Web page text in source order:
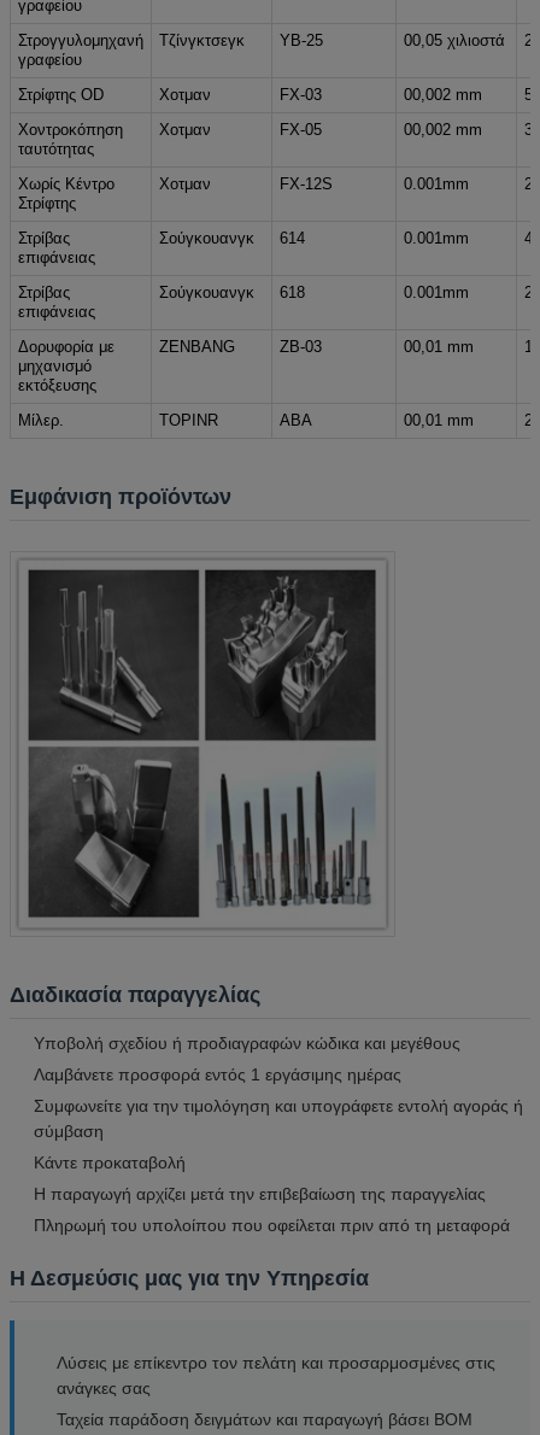
γραφείου
Στρογγυλομηχανή
γραφείου
Τζίνγκτσεγκ YB-25 00,05 χιλιοστά 2
Στρίφτης OD Χοτμαν FX-03 00,002 mm
5
Χοντροκόπηση
ταυτότητας
Χοτμαν FX-05 00,002 mm 3
Χωρίς Κέντρο
Στρίφτης
Χοτμαν FX-12S 0.001mm 2
Στρίβας
επιφάνειας
Σούγκουανγκ 614 0.001mm 4
Στρίβας
επιφάνειας
Σούγκουανγκ 618 0.001mm 2
Δορυφορία με
μηχανισμό
εκτόξευσης
ZENBANG ZB-03 00,01 mm 1
Μίλερ. TOPINR ΑΒΑ 00,01 mm 2
Εμφάνιση προϊόντων
Διαδικασία παραγγελίας
Υποβολή σχεδίου ή προδιαγραφών κώδικα και μεγέθους
Λαμβάνετε προσφορά εντός 1 εργάσιμης ημέρας
Συμφωνείτε για την τιμολόγηση και υπογράφετε εντολή αγοράς ή
σύμβαση
Κάντε προκαταβολή
Η παραγωγή αρχίζει μετά την επιβεβαίωση της παραγγελίας
Πληρωμή του υπολοίπου που οφείλεται πριν από τη μεταφορά
Η Δεσμεύσις μας για την Υπηρεσία
Λύσεις με επίκεντρο τον πελάτη και προσαρμοσμένες στις
ανάγκες σας
Ταχεία παράδοση δειγμάτων και παραγωγή βάσει BOM